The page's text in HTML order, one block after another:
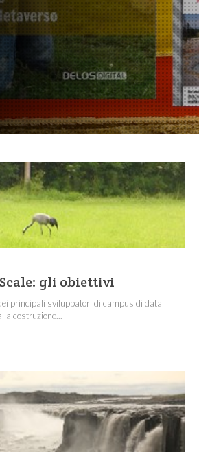
gli obiettivi
principali sviluppatori di campus di data
costruzione...